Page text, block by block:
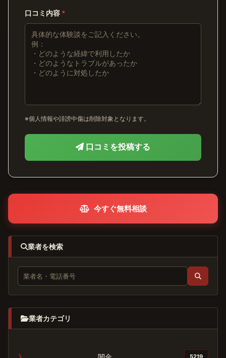
口コミ内容 *
※個人情報や誹謗中傷は削除対象となります。
口コミを投稿する
今すぐ無料相談
業者を検索
業者カテゴリ
5219